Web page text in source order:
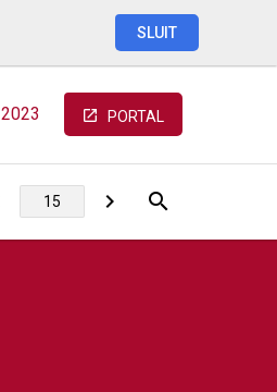
SLUIT
2023 PORTAL